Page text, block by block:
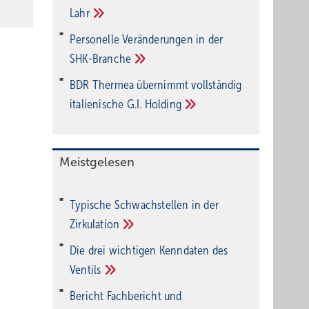
Lahr
Personelle Veränderungen in der
SHK-Branche
BDR Thermea übernimmt vollständig
italienische G.I. Holding
Meistgelesen
Typische Schwachstellen in der
Zirkulation
Die drei wichtigen Kenndaten des
Ventils
Bericht Fachbericht und